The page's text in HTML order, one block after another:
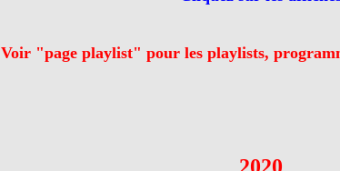
Voir "page playlist" pour les playlists,